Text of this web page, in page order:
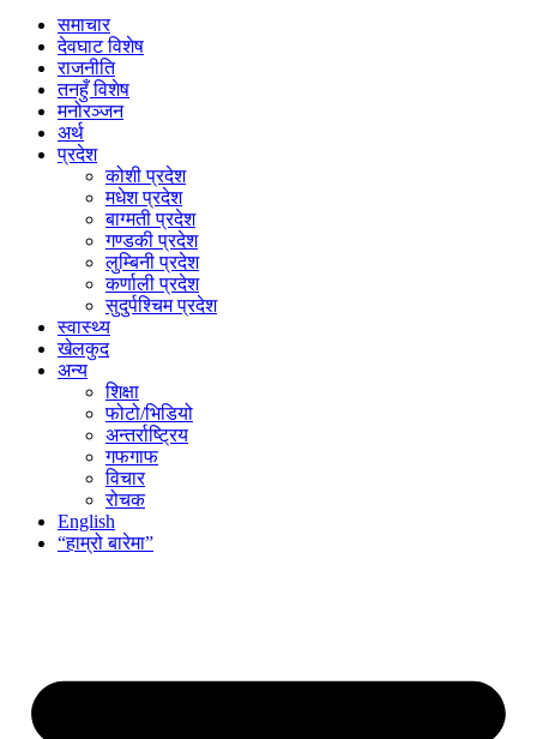
समाचार
देवघाट विशेष
राजनीति
तनहुँ विशेष
मनोरञ्जन
अर्थ
प्रदेश
कोशी प्रदेश
मधेश प्रदेश
बाग्मती प्रदेश
गण्डकी प्रदेश
लुम्बिनी प्रदेश
कर्णाली प्रदेश
सुदुर्पश्चिम प्रदेश
स्वास्थ्य
खेलकुद
अन्य
शिक्षा
फोटो/भिडियो
अन्तर्राष्ट्रिय
गफगाफ
विचार
रोचक
English
“हाम्रो बारेमा”